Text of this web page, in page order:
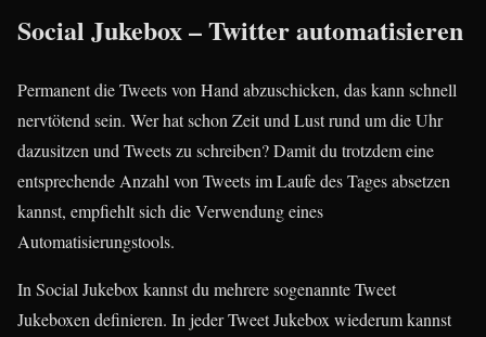
Social Jukebox – Twitter automatisieren
Permanent die Tweets von Hand abzuschicken, das kann schnell
nervtötend sein. Wer hat schon Zeit und Lust rund um die Uhr
dazusitzen und Tweets zu schreiben? Damit du trotzdem eine
entsprechende Anzahl von Tweets im Laufe des Tages absetzen
kannst, empfiehlt sich die Verwendung eines
Automatisierungstools.
In Social Jukebox kannst du mehrere sogenannte Tweet
Jukeboxen definieren. In jeder Tweet Jukebox wiederum kannst